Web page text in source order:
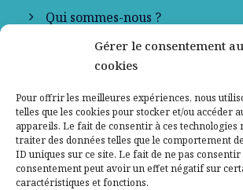
Gérer le consentement
cookies
Pour offrir les meilleures expériences, nous
telles que les cookies pour stocker et/ou accéder
appareils. Le fait de consentir à ces technologies
traiter des données telles que le comportement
ID uniques sur ce site. Le fait de ne pas
consentement peut avoir un effet négatif sur
caractéristiques et fonctions.
Qui sommes-nous ?
Contactez-nous
Mentions légales
Politique de confidentialité